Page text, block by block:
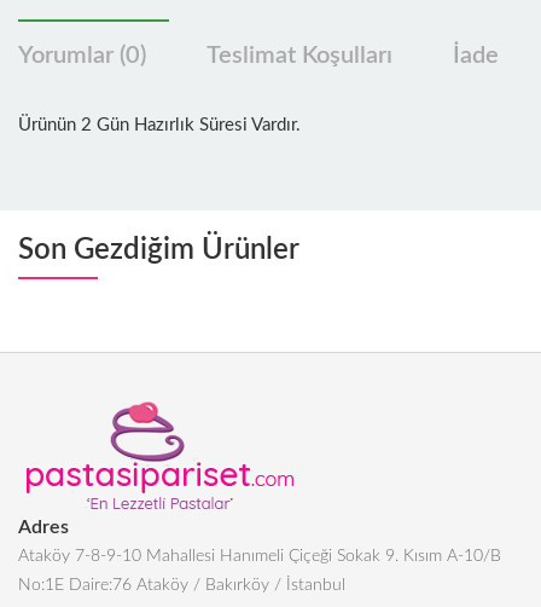
Yorumlar (0) Teslimat Koşulları İade
Ürünün 2 Gün Hazırlık Süresi Vardır.
Son Gezdiğim Ürünler
Adres
Ataköy 7-8-9-10 Mahallesi Hanımeli Çiçeği Sokak 9. Kısım A-10/B
No:1E Daire:76 Ataköy / Bakırköy / İstanbul